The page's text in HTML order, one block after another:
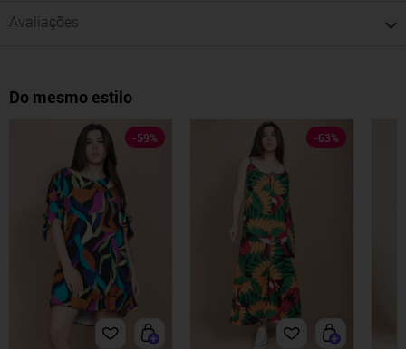
Avaliações
Do mesmo estilo
-59% -63%